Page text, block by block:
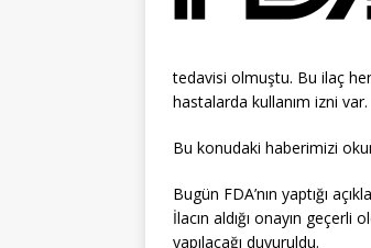
tedavisi olmuştu. Bu ilaç
hastalarda kullanım izni var.
Bu konudaki haberimizi
Bugün FDA’nın yaptığı
İlacın aldığı onayın
yapılacağı duyuruldu.